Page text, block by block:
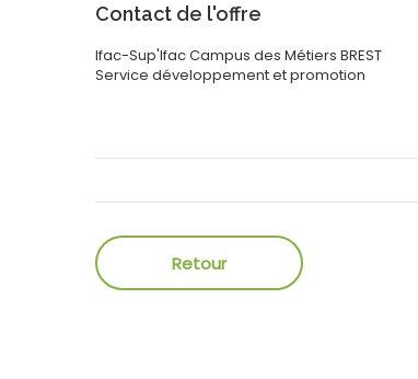
Contact de l'offre
Ifac-Sup'Ifac Campus des Métiers BREST
Service développementet promotion